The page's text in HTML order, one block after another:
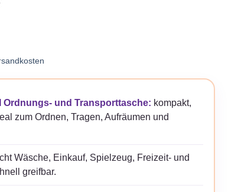
Ordnungs- und Transporttasche: kompakt,
zum Ordnen, Tragen, Aufräumen und
Wäsche, Einkauf, Spielzeug, Freizeit- und
greifbar.